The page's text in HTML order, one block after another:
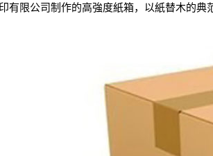
有限公司制作的高強度紙箱，以紙替木的典